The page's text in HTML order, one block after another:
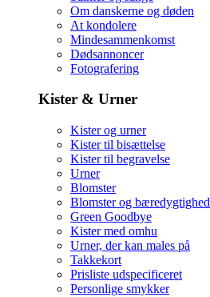
Om danskerne og døden
At kondolere
Mindesammenkomst
Dødsannoncer
Fotografering
Kister & Urner
Kister og urner
Kister til bisættelse
Kister til begravelse
Urner
Blomster
Blomster og bæredygtighed
Green Goodbye
Kister med omhu
Urner, der kan males på
Takkekort
Prisliste udspecificeret
Personlige smykker